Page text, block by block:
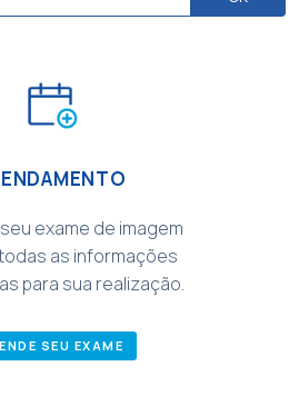
exame de imagem
as informações
para sua realização.
SEU EXAME